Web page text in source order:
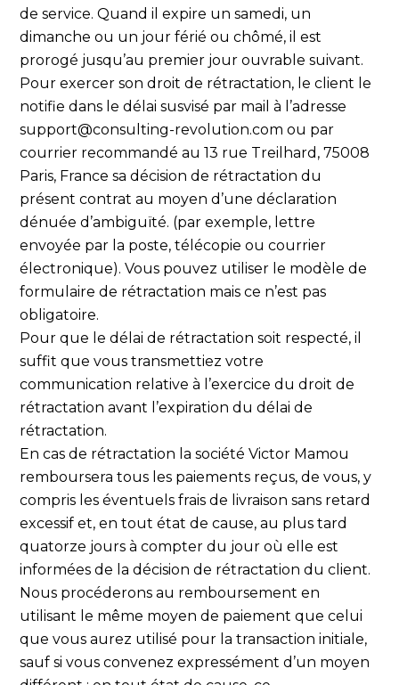
de service. Quand il expire un samedi, un
dimanche ou un jour férié ou chômé, il est
prorogé jusqu’au premier jour ouvrable suivant.
Pour exercer son droit de rétractation, le client le
notifie dans le délai susvisé par mail à l’adresse
support@consulting-revolution.com ou par
courrier recommandé au 13 rue Treilhard, 75008
Paris, France sa décision de rétractation du
présent contrat au moyen d’une déclaration
dénuée d’ambiguïté. (par exemple, lettre
envoyée par la poste, télécopie ou courrier
électronique). Vous pouvez utiliser le modèle de
formulaire de rétractation mais ce n’est pas
obligatoire.
Pour que le délai de rétractation soit respecté, il
suffit que vous transmettiez votre
communication relative à l’exercice du droit de
rétractation avant l’expiration du délai de
rétractation.
En cas de rétractation la société Victor Mamou
remboursera tous les paiements reçus, de vous, y
compris les éventuels frais de livraison sans retard
excessif et, en tout état de cause, au plus tard
quatorze jours à compter du jour où elle est
informées de la décision de rétractation du client.
Nous procéderons au remboursement en
utilisant le même moyen de paiement que celui
que vous aurez utilisé pour la transaction initiale,
sauf si vous convenez expressément d’un moyen